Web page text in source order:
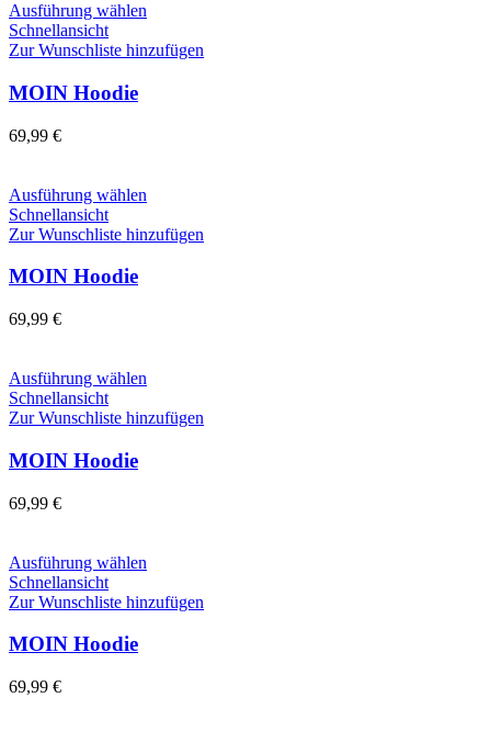
der
Produktseite
gewählt
Ausführung wählen
weist
der
Produktseite
gewählt
Schnellansicht
Zur Wunschliste hinzufügen
MOIN Hoodie
69,99 €
Ausführung wählen
weist
der
Produktseite
gewählt
Schnellansicht
Zur Wunschliste hinzufügen
MOIN Hoodie
69,99 €
Ausführung wählen
weist
der
Produktseite
gewählt
Schnellansicht
Zur Wunschliste hinzufügen
MOIN Hoodie
69,99 €
Ausführung wählen
weist
Schnellansicht
Zur Wunschliste hinzufügen
MOIN Hoodie
69,99 €